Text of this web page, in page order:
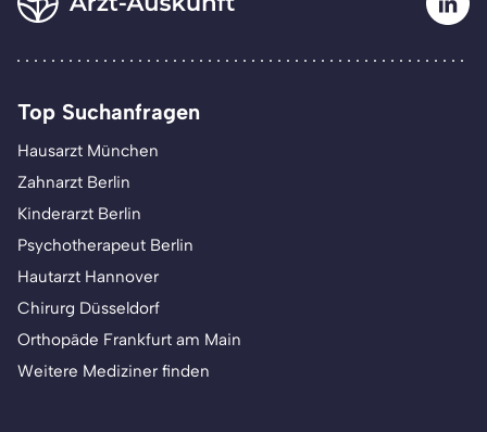
Top Suchanfragen
Hausarzt München
Zahnarzt Berlin
Kinderarzt Berlin
Psychotherapeut Berlin
Hautarzt Hannover
Chirurg Düsseldorf
Orthopäde Frankfurt am Main
Weitere Mediziner finden